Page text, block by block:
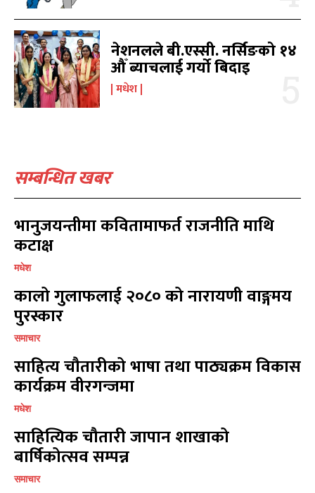
नेशनलले बी.एस्सी. नर्सिङको १४
औँ ब्याचलाई गर्यो बिदाइ
मधेश
सम्बन्धित खबर
भानुजयन्तीमा कवितामाफर्त राजनीति माथि
कटाक्ष
मधेश
कालो गुलाफलाई २०८० को नारायणी वाङ्गमय
पुरस्कार
समाचार
साहित्य चौतारीको भाषा तथा पाठ्यक्रम विकास
कार्यक्रम वीरगन्जमा
मधेश
साहित्यिक चौतारी जापान शाखाको
बार्षिकोत्सव सम्पन्न
समाचार